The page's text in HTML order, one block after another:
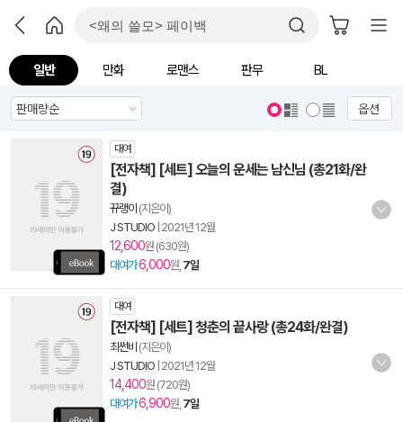
일반 만화 로맨스 판무 BL
옵션
대여
[전자책] [세트] 오늘의 운세는 남신님 (총21화/완
결)
뀨랭이 (지은이)
J STUDIO 2021년 12월
12,600원 (630원)
대여가6,000원, 7일
대여
[전자책] [세트] 청춘의 끝사랑 (총24화/완결)
최썬비 (지은이)
J STUDIO 2021년 12월
14,400원 (720원)
대여가6,900원, 7일